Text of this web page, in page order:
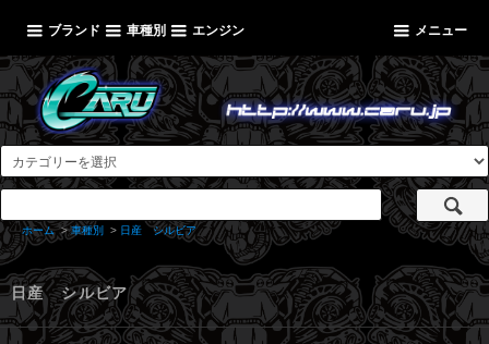
ブランド 車種別 エンジン メニュー
ホーム >車種別 > 日産 シルビア
日産 シルビア